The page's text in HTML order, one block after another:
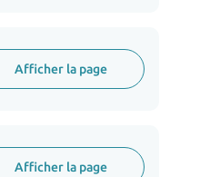
Afficher la page
Afficher la page